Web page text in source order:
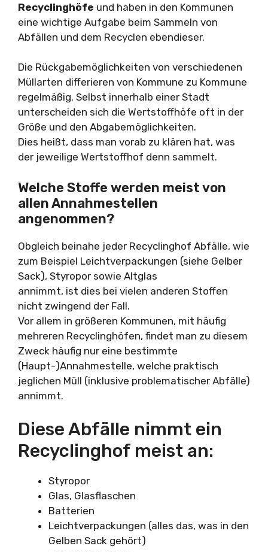
Recyclinghöfe und haben in den Kommunen
eine wichtige Aufgabe beim Sammeln von
Abfällen und dem Recyclen ebendieser.
Die Rückgabemöglichkeiten von verschiedenen
Müllarten differieren von Kommune zu Kommune
regelmäßig. Selbst innerhalb einer Stadt
unterscheiden sich die Wertstoffhöfe oft in der
Größe und den Abgabemöglichkeiten.
Dies heißt, dass man vorab zu klären hat, was
der jeweilige Wertstoffhof denn sammelt.
Welche Stoffe werden meist von
allen Annahmestellen
angenommen?
Obgleich beinahe jeder Recyclinghof Abfälle, wie
zum Beispiel Leichtverpackungen (siehe Gelber
Sack), Styropor sowie Altglas
annimmt, ist dies bei vielen anderen Stoffen
nicht zwingend der Fall.
Vor allem in größeren Kommunen, mit häufig
mehreren Recyclinghöfen, findet man zu diesem
Zweck häufig nur eine bestimmte
(Haupt-)Annahmestelle, welche praktisch
jeglichen Müll (inklusive problematischer Abfälle)
annimmt.
Diese Abfälle nimmt ein
Recyclinghof meist an:
Styropor
Glas, Glasflaschen
Batterien
Leichtverpackungen (alles das, was in den
Gelben Sack gehört)